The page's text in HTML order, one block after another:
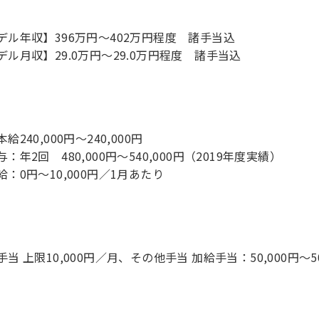
ル年収】396万円〜402万円程度 諸手当込
ル月収】29.0万円〜29.0万円程度 諸手当込
給240,000円～240,000円
：年2回 480,000円～540,000円（2019年度実績）
：0円～10,000円／1月あたり
当 上限10,000円／月、その他手当 加給手当：50,000円～